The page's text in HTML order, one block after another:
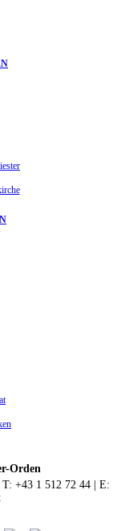
Orden
T: +43 1 512 72 44 | E: